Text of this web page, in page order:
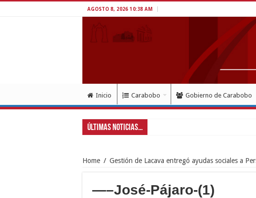
AGOSTO 8, 2026 10:38 AM
Inicio Carabobo Gobierno de Carabobo
Últimas Noticias...
Home / Gestión de Lacava entregó ayudas sociales a
—–José-Pájaro-(1)